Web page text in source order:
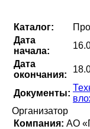
Каталог:
Дата
начала:
Дата
окончания:
Документы:
Организатор
Компания: АО